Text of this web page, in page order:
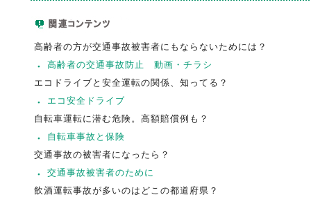
高齢者の方が交通事故被害者にもならないためには？
高齢者の交通事故防止 動画・チラシ
エコドライブと安全運転の関係、知ってる？
エコ安全ドライブ
自転車運転に潜む危険。高額賠償例も？
自転車事故と保険
交通事故の被害者になったら？
交通事故被害者のために
飲酒運転事故が多いのはどこの都道府県？